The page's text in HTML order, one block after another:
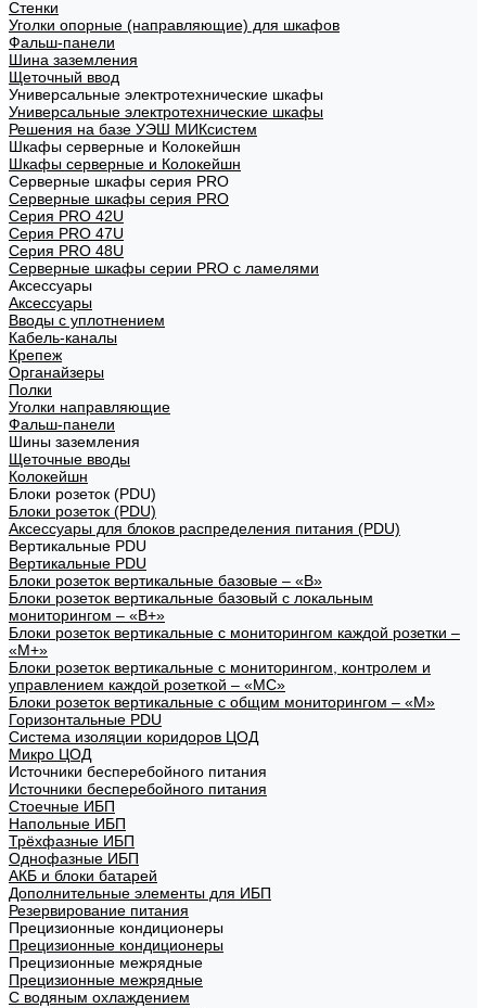
Стенки
Уголки опорные (направляющие) для шкафов
Фальш-панели
Шина заземления
Щеточный ввод
Универсальные электротехнические шкафы
Универсальные электротехнические шкафы
Решения на базе УЭШ МИКсистем
Шкафы серверные и Колокейшн
Шкафы серверные и Колокейшн
Серверные шкафы серия PRO
Серверные шкафы серия PRO
Серия PRO 42U
Серия PRO 47U
Серия PRO 48U
Серверные шкафы серии PRO с ламелями
Аксессуары
Аксессуары
Вводы с уплотнением
Кабель-каналы
Крепеж
Органайзеры
Полки
Уголки направляющие
Фальш-панели
Шины заземления
Щеточные вводы
Колокейшн
Блоки розеток (PDU)
Блоки розеток (PDU)
Аксессуары для блоков распределения питания (PDU)
Вертикальные PDU
Вертикальные PDU
Блоки розеток вертикальные базовые – «В»
Блоки розеток вертикальные базовый с локальным
мониторингом – «В+»
Блоки розеток вертикальные с мониторингом каждой розетки –
«М+»
Блоки розеток вертикальные с мониторингом, контролем и
управлением каждой розеткой – «МС»
Блоки розеток вертикальные с общим мониторингом – «М»
Горизонтальные PDU
Система изоляции коридоров ЦОД
Микро ЦОД
Источники бесперебойного питания
Источники бесперебойного питания
Стоечные ИБП
Напольные ИБП
Трёхфазные ИБП
Однофазные ИБП
АКБ и блоки батарей
Дополнительные элементы для ИБП
Резервирование питания
Прецизионные кондиционеры
Прецизионные кондиционеры
Прецизионные межрядные
Прецизионные межрядные
С водяным охлаждением